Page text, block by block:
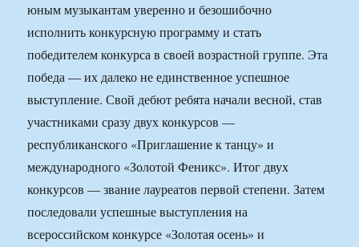
юным музыкантам уверенно и безошибочно
исполнить конкурсную программу и стать
победителем конкурса в своей возрастной группе. Эта
победа — их далеко не единственное успешное
выступление. Свой дебют ребята начали весной, став
участниками сразу двух конкурсов —
республиканского «Приглашение к танцу» и
международного «Золотой Феникс». Итог двух
конкурсов — звание лауреатов первой степени. Затем
последовали успешные выступления на
всероссийском конкурсе «Золотая осень» и